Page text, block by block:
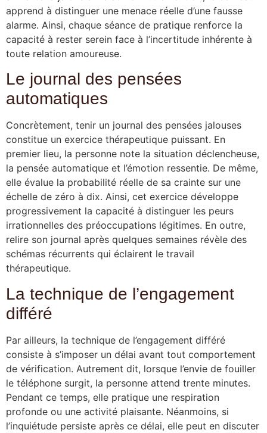
apprend à distinguer une menace réelle d’une fausse
alarme. Ainsi, chaque séance de pratique renforce la
capacité à rester serein face à l’incertitude inhérente à
toute relation amoureuse.
Le journal des pensées
automatiques
Concrètement, tenir un journal des pensées jalouses
constitue un exercice thérapeutique puissant. En
premier lieu, la personne note la situation déclencheuse,
la pensée automatique et l’émotion ressentie. De même,
elle évalue la probabilité réelle de sa crainte sur une
échelle de zéro à dix. Ainsi, cet exercice développe
progressivement la capacité à distinguer les peurs
irrationnelles des préoccupations légitimes. En outre,
relire son journal après quelques semaines révèle des
schémas récurrents qui éclairent le travail
thérapeutique.
La technique de l’engagement
différé
Par ailleurs, la technique de l’engagement différé
consiste à s’imposer un délai avant tout comportement
de vérification. Autrement dit, lorsque l’envie de fouiller
le téléphone surgit, la personne attend trente minutes.
Pendant ce temps, elle pratique une respiration
profonde ou une activité plaisante. Néanmoins, si
l’inquiétude persiste après ce délai, elle peut en discuter